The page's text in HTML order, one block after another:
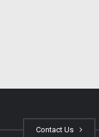
Contact Us